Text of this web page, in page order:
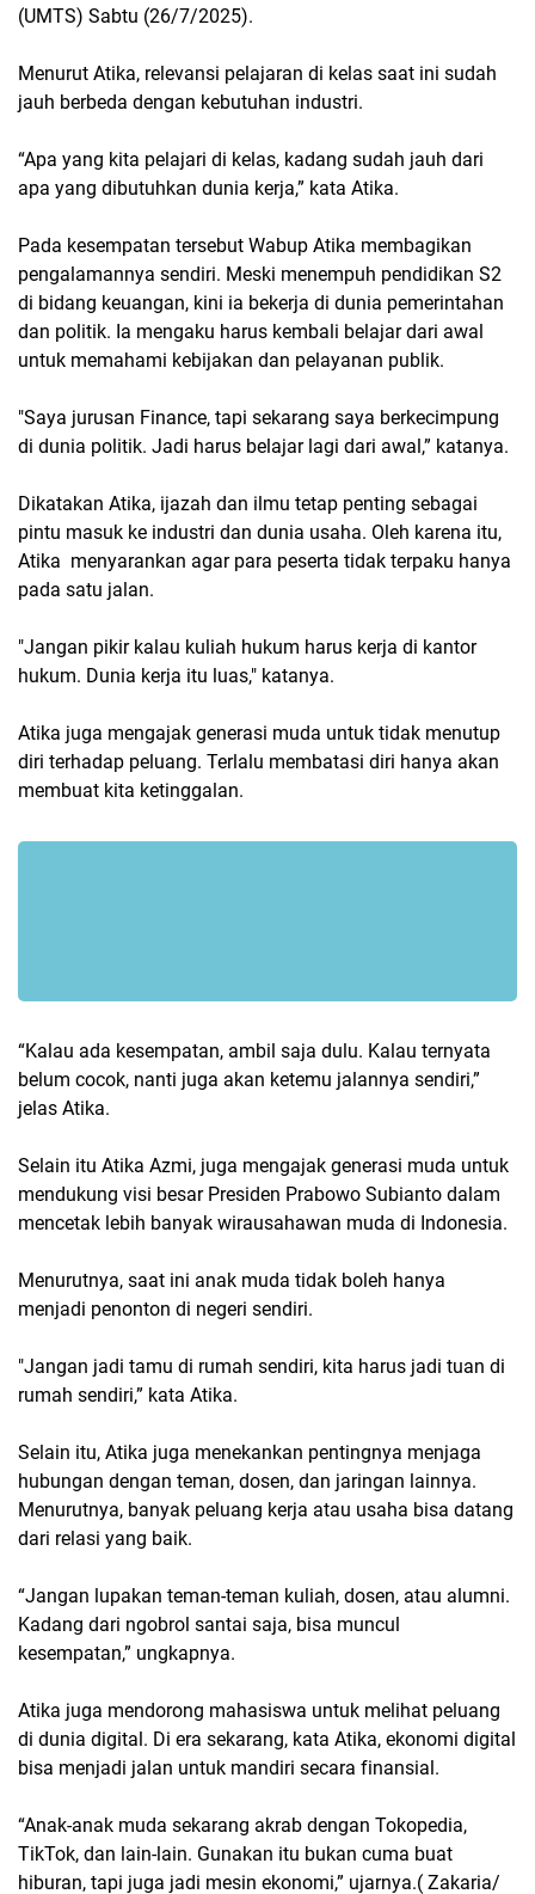
(UMTS) Sabtu (26/7/2025).
Menurut Atika, relevansi pelajaran di kelas saat ini sudah
jauh berbeda dengan kebutuhan industri.
“Apa yang kita pelajari di kelas, kadang sudah jauh dari
apa yang dibutuhkan dunia kerja,” kata Atika.
Pada kesempatan tersebut Wabup Atika membagikan
pengalamannya sendiri. Meski menempuh pendidikan S2
di bidang keuangan, kini ia bekerja di dunia pemerintahan
dan politik. Ia mengaku harus kembali belajar dari awal
untuk memahami kebijakan dan pelayanan publik.
"Saya jurusan Finance, tapi sekarang saya berkecimpung
di dunia politik. Jadi harus belajar lagi dari awal,” katanya.
Dikatakan Atika, ijazah dan ilmu tetap penting sebagai
pintu masuk ke industri dan dunia usaha. Oleh karena itu,
Atika menyarankan agar para peserta tidak terpaku hanya
pada satu jalan.
"Jangan pikir kalau kuliah hukum harus kerja di kantor
hukum. Dunia kerja itu luas," katanya.
Atika juga mengajak generasi muda untuk tidak menutup
diri terhadap peluang. Terlalu membatasi diri hanya akan
membuat kita ketinggalan.
“Kalau ada kesempatan, ambil saja dulu. Kalau ternyata
belum cocok, nanti juga akan ketemu jalannya sendiri,”
jelas Atika.
Selain itu Atika Azmi, juga mengajak generasi muda untuk
mendukung visi besar Presiden Prabowo Subianto dalam
mencetak lebih banyak wirausahawan muda di Indonesia.
Menurutnya, saat ini anak muda tidak boleh hanya
menjadi penonton di negeri sendiri.
"Jangan jadi tamu di rumah sendiri, kita harus jadi tuan di
rumah sendiri,” kata Atika.
Selain itu, Atika juga menekankan pentingnya menjaga
hubungan dengan teman, dosen, dan jaringan lainnya.
Menurutnya, banyak peluang kerja atau usaha bisa datang
dari relasi yang baik.
“Jangan lupakan teman-teman kuliah, dosen, atau alumni.
Kadang dari ngobrol santai saja, bisa muncul
kesempatan,” ungkapnya.
Atika juga mendorong mahasiswa untuk melihat peluang
di dunia digital. Di era sekarang, kata Atika, ekonomi digital
bisa menjadi jalan untuk mandiri secara finansial.
“Anak-anak muda sekarang akrab dengan Tokopedia,
TikTok, dan lain-lain. Gunakan itu bukan cuma buat
hiburan, tapi juga jadi mesin ekonomi,” ujarnya.( Zakaria/